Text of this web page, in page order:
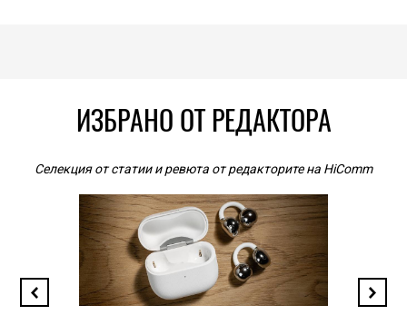
ИЗБРАНО ОТ РЕДАКТОРА
Селекция от статии и ревюта от редакторите на HiComm